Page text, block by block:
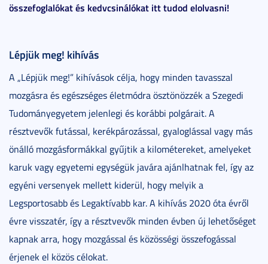
összefoglalókat és kedvcsinálókat itt tudod elolvasni!
Lépjük meg! kihívás
A „Lépjük meg!” kihívások célja, hogy minden tavasszal
mozgásra és egészséges életmódra ösztönözzék a Szegedi
Tudományegyetem jelenlegi és korábbi polgárait. A
résztvevők futással, kerékpározással, gyaloglással vagy más
önálló mozgásformákkal gyűjtik a kilométereket, amelyeket
karuk vagy egyetemi egységük javára ajánlhatnak fel, így az
egyéni versenyek mellett kiderül, hogy melyik a
Legsportosabb és Legaktívabb kar. A kihívás 2020 óta évről
évre visszatér, így a résztvevők minden évben új lehetőséget
kapnak arra, hogy mozgással és közösségi összefogással
érjenek el közös célokat.